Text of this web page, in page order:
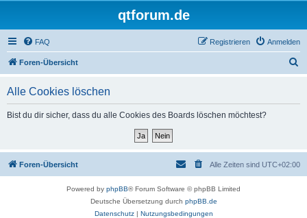
qtforum.de
FAQ Anmelden
Registrieren
Foren-Übersicht
Alle Cookies löschen
Bist du dir sicher, dass du alle Cookies des Boards löschen möchtest?
Foren-Übersicht Alle Zeiten sind UTC+02:00
Powered by phpBB® Forum Software © phpBB Limited
Deutsche Übersetzung durch phpBB.de
Datenschutz| Nutzungsbedingungen